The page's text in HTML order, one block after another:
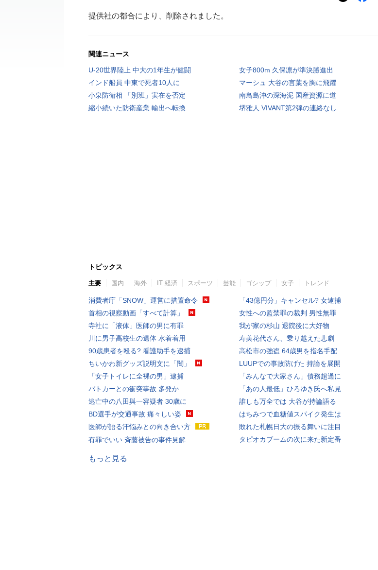
提供社の都合により、削除されました。
関連ニュース
U-20世界陸上 中大の1年生が健闘
女子800m 久保凛が準決勝進出
インド船員 中東で死者10人に
マーシュ 大谷の言葉を胸に飛躍
小泉防衛相 「別班」実在を否定
南鳥島沖の深海泥 国産資源に道
縮小続いた防衛産業 輸出へ転換
堺雅人 VIVANT第2弾の連絡なし
トピックス
主要 国内 海外 IT 経済 スポーツ 芸能 ゴシップ 女子 トレンド
消費者庁「SNOW」運営に措置命令
首相の視察動画「すべて計算」
寺社に「液体」医師の男に有罪
川に男子高校生の遺体 水着着用
90歳患者を殴る? 看護助手を逮捕
ちいかわ新グッズ説明文に「闇」
「女子トイレに全裸の男」逮捕
パトカーとの衝突事故 多発か
逃亡中の八田與一容疑者 30歳に
BD選手が交通事故 痛々しい姿
医師が語る汗悩みとの向き合い方
有罪でいい 斉藤被告の事件見解
「43億円分」キャンセル? 女逮捕
女性への監禁罪の裁判 男性無罪
我が家の杉山 退院後に大好物
寿美花代さん、乗り越えた悲劇
高松市の強盗 64歳男を指名手配
LUUPでの事故防げた 持論を展開
「みんなで大家さん」債務超過に
「あの人最低」ひろゆき氏へ私見
誰しも万全では 大谷が持論語る
はちみつで血糖値スパイク発生は
敗れた札幌日大の振る舞いに注目
タピオカブームの次に来た新定番
もっと見る